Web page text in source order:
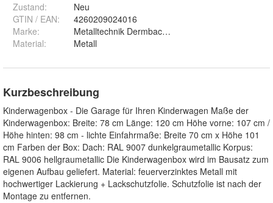
Zustand:
Neu
GTIN / EAN:
4260209024016
Marke:
Metalltechnik Dermbach GmbH
Material: Metall
Kurzbeschreibung
Kinderwagenbox - Die Garage für Ihren Kinderwagen Maße der
Kinderwagenbox: Breite: 78 cm Länge: 120 cm Höhe vorne: 107 cm /
Höhe hinten: 98 cm - lichte Einfahrmaße: Breite 70 cm x Höhe 101
cm Farben der Box: Dach: RAL 9007 dunkelgraumetallic Korpus:
RAL 9006 hellgraumetallic Die Kinderwagenbox wird im Bausatz zum
eigenen Aufbau geliefert. Material: feuerverzinktes Metall mit
hochwertiger Lackierung + Lackschutzfolie. Schutzfolie ist nach der
Montage zu entfernen.